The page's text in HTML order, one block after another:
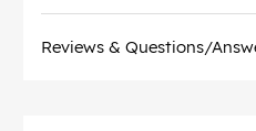
Reviews & Questions/